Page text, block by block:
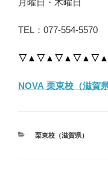
TEL：077-554-5570
NOVA 栗東校（滋賀
カ
栗東校（滋賀県）